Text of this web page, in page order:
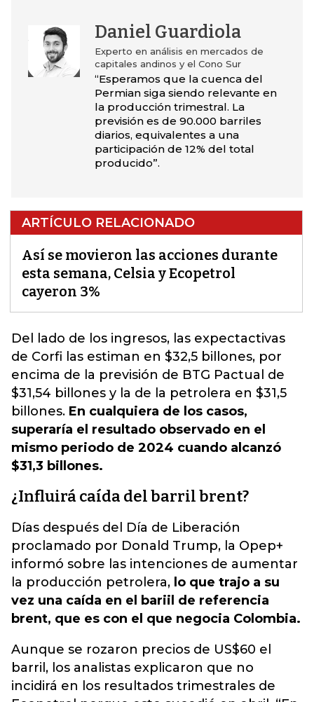
Daniel Guardiola
Experto en análisis en mercados de
capitales andinos y el Cono Sur
“Esperamos que la cuenca del
Permian siga siendo relevante en
la producción trimestral. La
previsión es de 90.000 barriles
diarios, equivalentes a una
participación de 12% del total
producido”.
ARTÍCULO RELACIONADO
Así se movieron las acciones durante
esta semana, Celsia y Ecopetrol
cayeron 3%
Del lado de los ingresos, las expectactivas
de Corfi las estiman en $32,5 billones, por
encima de la previsión de BTG Pactual de
$31,54 billones y la de la petrolera en $31,5
billones. En cualquiera de los casos,
superaría el resultado observado en el
mismo periodo de 2024 cuando alcanzó
$31,3 billones.
¿Influirá caída del barril brent?
Días después del Día de Liberación
proclamado por Donald Trump, la Opep+
informó sobre las intenciones de aumentar
la producción petrolera, lo que trajo a su
vez una caída en el bariil de referencia
brent, que es con el que negocia Colombia.
Aunque se rozaron precios de US$60 el
barril, los analistas explicaron que no
incidirá en los resultados trimestrales de